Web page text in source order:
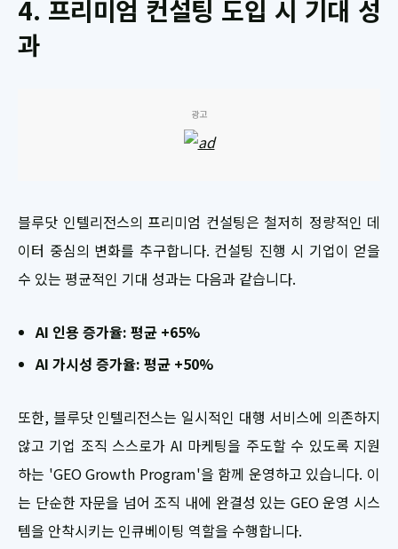
4. 프리미엄 컨설팅 도입 시 기대 성
과
광고
블루닷 인텔리전스의 프리미엄 컨설팅은 철저히 정량적인 데
이터 중심의 변화를 추구합니다. 컨설팅 진행 시 기업이 얻을
수 있는 평균적인 기대 성과는 다음과 같습니다.
AI 인용 증가율: 평균 +65%
AI 가시성 증가율: 평균 +50%
또한, 블루닷 인텔리전스는 일시적인 대행 서비스에 의존하지
않고 기업 조직 스스로가 AI 마케팅을 주도할 수 있도록 지원
하는 'GEO Growth Program'을 함께 운영하고 있습니다. 이
는 단순한 자문을 넘어 조직 내에 완결성 있는 GEO 운영 시스
템을 안착시키는 인큐베이팅 역할을 수행합니다.